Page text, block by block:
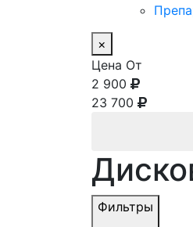
×
Цена От
2 900
23 700
Фильтры